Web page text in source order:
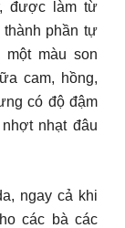
được làm từ
phần tự
một màu son
cam, hồng,
có độ đậm
nhạt đâu
ngay cả khi
các bà các